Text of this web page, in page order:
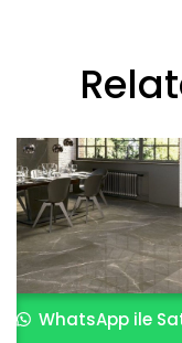
WhatsApp ile